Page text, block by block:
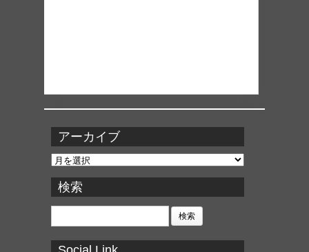
アーカイブ
ア
カ
イ
ブ
検索
検